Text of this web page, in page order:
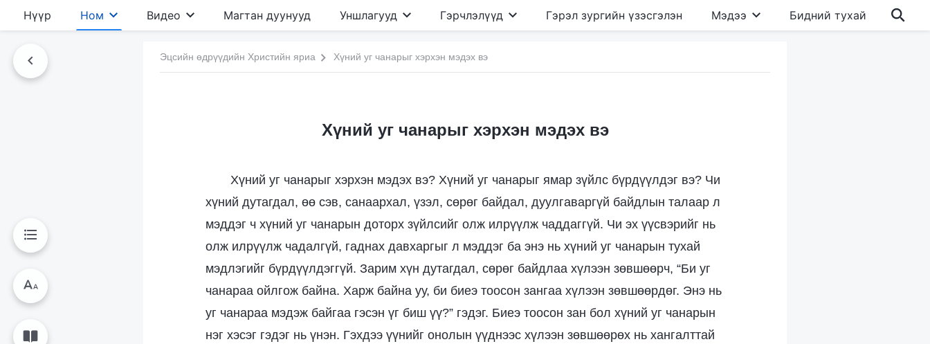
Нүүр Ном Видео Магтан дуунууд Уншлагууд Гэрчлэлүүд Гэрэл зургийн үзэсгэлэн Мэдээ Бидний тухай
Эцсийн өдрүүдийн Христийн яриа Хүний уг чанарыг хэрхэн мэдэх вэ
Хүний уг чанарыг хэрхэн мэдэх вэ
Хүний уг чанарыг хэрхэн мэдэх вэ? Хүний уг чанарыг ямар зүйлс бүрдүүлдэг вэ? Чи
хүний дутагдал, өө сэв, санаархал, үзэл, сөрөг байдал, дуулгаваргүй байдлын талаар л
мэддэг ч хүний уг чанарын доторх зүйлсийг олж илрүүлж чаддаггүй. Чи эх үүсвэрийг нь
олж илрүүлж чадалгүй, гаднах давхаргыг л мэддэг ба энэ нь хүний уг чанарын тухай
мэдлэгийг бүрдүүлдэггүй. Зарим хүн дутагдал, сөрөг байдлаа хүлээн зөвшөөрч, “Би уг
чанараа ойлгож байна. Харж байна уу, би биеэ тоосон зангаа хүлээн зөвшөөрдөг. Энэ нь
уг чанараа мэдэж байгаа гэсэн үг биш үү?” гэдэг. Биеэ тоосон зан бол хүний уг чанарын
нэг хэсэг гэдэг нь үнэн. Гэхдээ үүнийг онолын үүднээс хүлээн зөвшөөрөх нь хангалттай